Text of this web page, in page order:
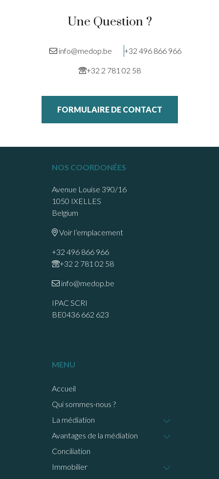
Une Question ?
info@medop.be +32 496 866 966
+32 2 781 02 58
FORMULAIRE DE CONTACT
NOS COORDONÉES
Avenue Louise 390/16
1050 IXELLES
Belgium
Voir l’emplacement
+32 496 866 966
+32 2 781 02 58
info@medop.be
IPAC SCRI
BE0436 662 623
MENU
Accueil
Qui sommes-nous ?
La médiation
Avantages de la médiation
Conciliation
Immobilier